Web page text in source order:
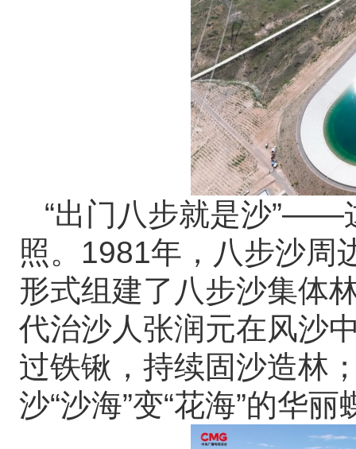
“出门八步就是沙”——
照。1981年，八步沙周
形式组建了八步沙集体
代治沙人张润元在风沙
过铁锹，持续固沙造林
沙“沙海”变“花海”的华丽